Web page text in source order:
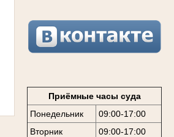
Приёмные часы суда
Понедельник
09:00-17:00
Вторник
09:00-17:00